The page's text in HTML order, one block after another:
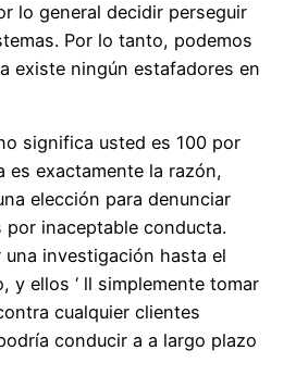
lo general decidir perseguir
Por lo tanto, podemos
existe ningún estafadores en
significa usted es 100 por
es exactamente la razón,
elección para denunciar
inaceptable conducta.
una investigación hasta el
y ellos ‘ ll simplemente tomar
cualquier clientes
conducir a a largo plazo